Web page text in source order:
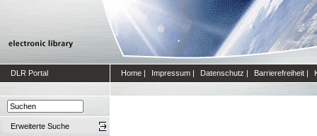
DLR Portal Home | Impressum | Datenschutz | Barrierefreiheit |
Erweiterte Suche